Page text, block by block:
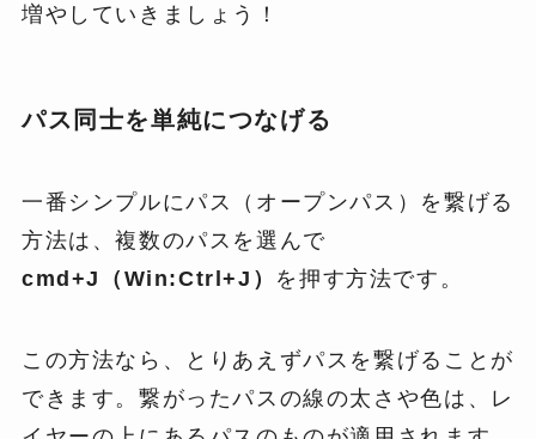
増やしていきましょう！
パス同士を単純につなげる
一番シンプルにパス（オープンパス）を繋げる
方法は、複数のパスを選んで
cmd+J（Win:Ctrl+J） を押す方法です。
この方法なら、とりあえずパスを繋げることが
できます。繋がったパスの線の太さや色は、レ